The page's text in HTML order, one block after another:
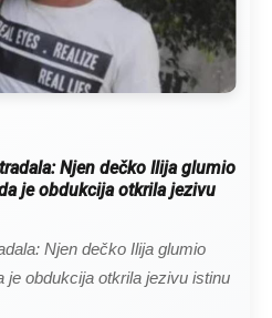
ona ga kupala, pelene
je poslao po čokoladu..
po čokoladu..